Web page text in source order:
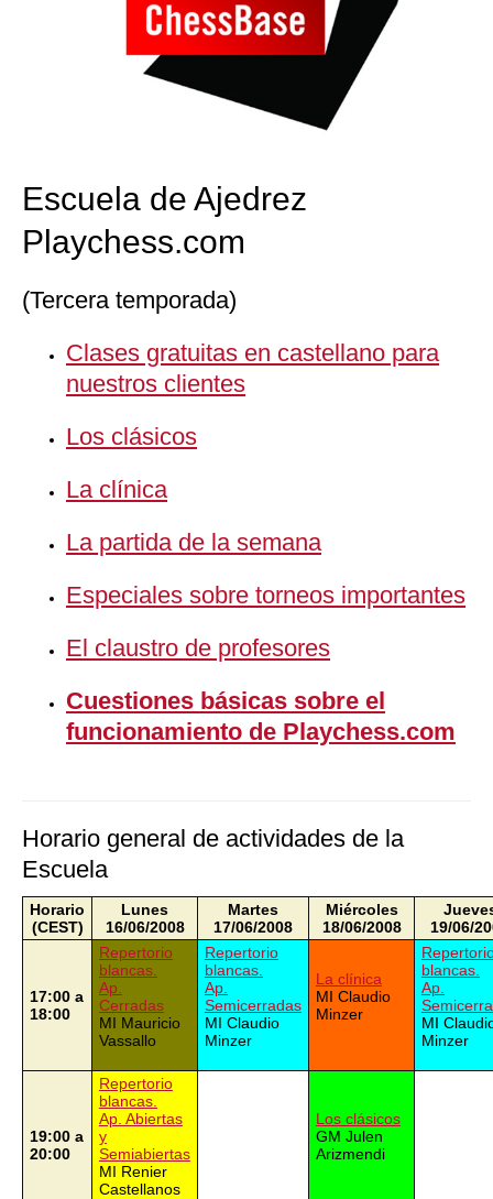
Escuela de Ajedrez
Playchess.com
(Tercera temporada)
Clases gratuitas en castellano para
nuestros clientes
Los clásicos
La clínica
La partida de la semana
Especiales sobre torneos importantes
El claustro de profesores
Cuestiones básicas sobre el
funcionamiento de Playchess.com
Horario general de actividades de la
Escuela
Horario
(CEST)
Lunes
16/06/2008
Martes
17/06/2008
Miércoles
18/06/2008
19/06/
17:00 a
18:00
Repertorio
blancas.
Ap.
Cerradas
MI Mauricio
Vassallo
Repertorio
blancas.
Ap.
Semicerradas
MI Claudio
Minzer
La clínica
MI Claudio
Minzer
blancas.
Ap.
MI
Minzer
19:00 a
20:00
Repertorio
blancas.
Ap. Abiertas
y
Semiabiertas
MI Renier
Castellanos
Los clásicos
GM Julen
Arizmendi